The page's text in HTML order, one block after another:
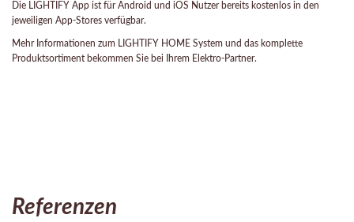
Die LIGHTIFY App ist für Android und iOS Nutzer bereits kostenlos in den
jeweiligen App-Stores verfügbar.
Mehr Informationen zum LIGHTIFY HOME System und das komplette
Produktsortiment bekommen Sie bei Ihrem Elektro-Partner.
Referenzen